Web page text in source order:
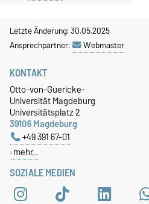
Letzte Änderung: 30.05.2025
Ansprechpartner:
Webmaster
SOZIALE MEDIEN
KONTAKT
Otto-von-Guericke-
Universität Magdeburg
Universitätsplatz 2
39106 Magdeburg
+49 391 67-01
mehr…